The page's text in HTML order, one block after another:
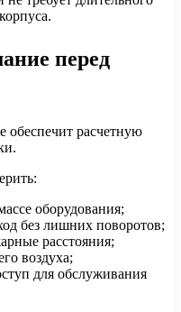
перед
обеспечит расчетную
оборудования;
без лишних поворотов;
расстояния;
воздуха;
для обслуживания